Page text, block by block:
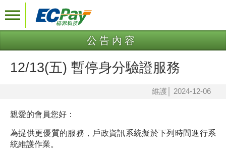
公告內容
12/13(五) 暫停身分驗證服務
維護 2024-12-06
親愛的會員您好：
為提供更優質的服務，戶政資訊系統擬於下列時間進行系
統維護作業。